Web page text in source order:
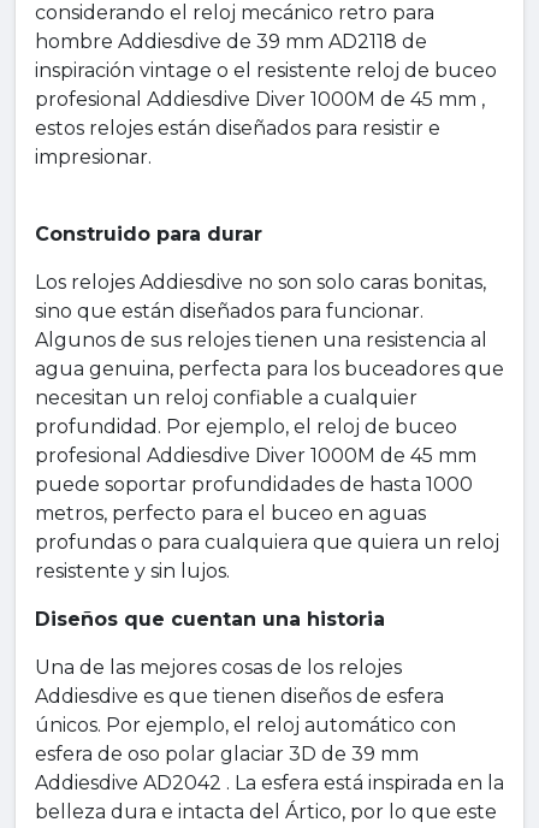
considerando el reloj mecánico retro para
hombre Addiesdive de 39 mm AD2118 de
inspiración vintage o el resistente reloj de buceo
profesional Addiesdive Diver 1000M de 45 mm ,
estos relojes están diseñados para resistir e
impresionar.
Construido para durar
Los relojes Addiesdive no son solo caras bonitas,
sino que están diseñados para funcionar.
Algunos de sus relojes tienen una resistencia al
agua genuina, perfecta para los buceadores que
necesitan un reloj confiable a cualquier
profundidad. Por ejemplo, el reloj de buceo
profesional Addiesdive Diver 1000M de 45 mm
puede soportar profundidades de hasta 1000
metros, perfecto para el buceo en aguas
profundas o para cualquiera que quiera un reloj
resistente y sin lujos.
Diseños que cuentan una historia
Una de las mejores cosas de los relojes
Addiesdive es que tienen diseños de esfera
únicos. Por ejemplo, el reloj automático con
esfera de oso polar glaciar 3D de 39 mm
Addiesdive AD2042 . La esfera está inspirada en la
belleza dura e intacta del Ártico, por lo que este